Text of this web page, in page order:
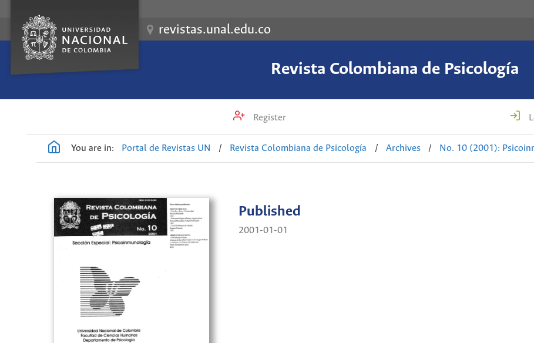
revistas.unal.edu.co
Revista Colombiana de Psicología
Register
You are in: Portal de Revistas UN / Revista Colombiana de Psicología / Archives / No. 10 (2001):
Published
2001-01-01